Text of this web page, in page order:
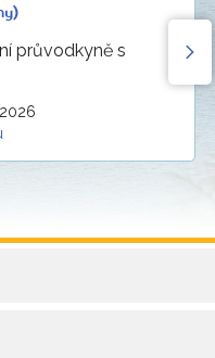
průvodkyně s